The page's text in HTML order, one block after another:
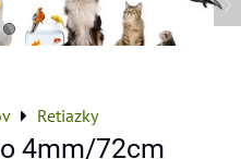
Retiazky
4mm/72cm